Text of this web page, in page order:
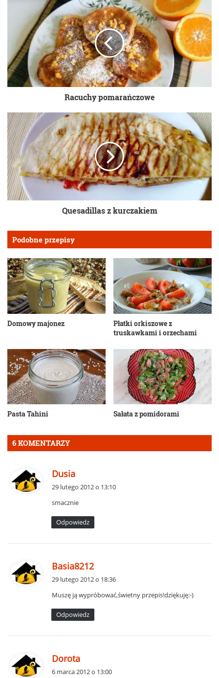
Racuchy pomarańczowe
Quesadillas z kurczakiem
Podobne przepisy
Domowy majonez
Płatki orkiszowe z
truskawkami i orzechami
Pasta Tahini Sałata z pomidorami
6 KOMENTARZY
Dusia
z
e
:
29 lutego 2012 o 13:10
smacznie
Odpowiedz
Basia8212
z
e
:
29 lutego 2012 o 18:36
Muszę ją wypróbować,świetny przepis!dziękuję:-)
Odpowiedz
Dorota
6 marca 2012 o 13:00